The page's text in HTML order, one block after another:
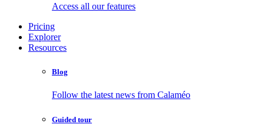
Access all our features
Pricing
Explorer
Resources
Blog
Follow the latest news from Calaméo
Guided tour